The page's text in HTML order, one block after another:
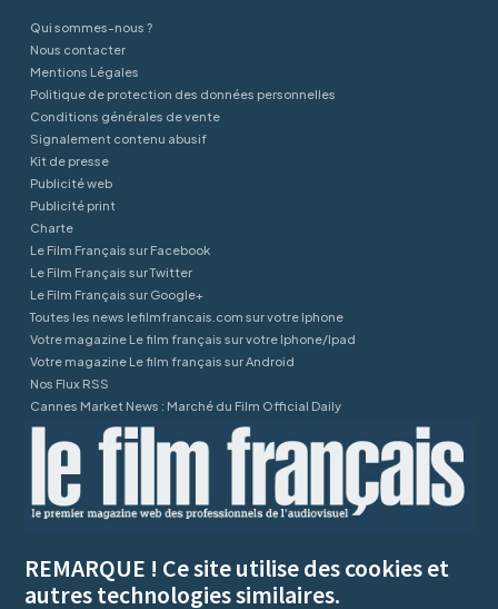
Qui sommes-nous ?
Nous contacter
Mentions Légales
Politique de protection des données personnelles
Conditions générales de vente
Signalement contenu abusif
Kit de presse
Publicité web
Publicité print
Charte
Le Film Français sur Facebook
Le Film Français sur Twitter
Le Film Français sur Google+
Toutes les news lefilmfrancais.com sur votre Iphone
Votre magazine Le film français sur votre Iphone/Ipad
Votre magazine Le film français sur Android
Nos Flux RSS
Cannes Market News : Marché du Film Official Daily
REMARQUE ! Ce site utilise des cookies et
autres technologies similaires.